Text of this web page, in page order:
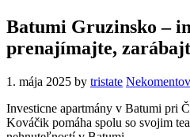
Batumi Gruzinsko –
prenajímajte,
1. mája 2025 by tristate
Investicne apartmány v Batumi pri
Kováčik pomáha spolu so svojim